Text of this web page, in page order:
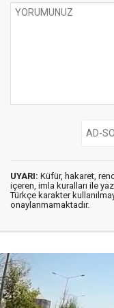
UYARI: Küfür, hakaret,
içeren, imla kuralları ile
Türkçe karakter
onaylanmamaktadır.